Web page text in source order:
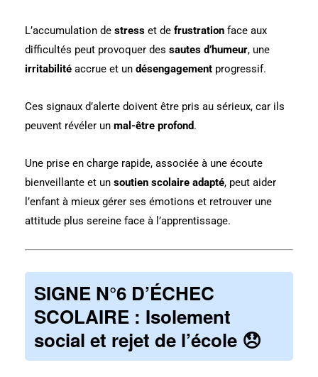
L’accumulation de stress et de frustration face aux
difficultés peut provoquer des sautes d’humeur, une
irritabilité accrue et un désengagement progressif.
Ces signaux d’alerte doivent être pris au sérieux, car ils
peuvent révéler un mal-être profond.
Une prise en charge rapide, associée à une écoute
bienveillante et un soutien scolaire adapté, peut aider
l’enfant à mieux gérer ses émotions et retrouver une
attitude plus sereine face à l’apprentissage.
SIGNE N°6 D’ÉCHEC
SCOLAIRE : Isolement
social et rejet de l’école 😞